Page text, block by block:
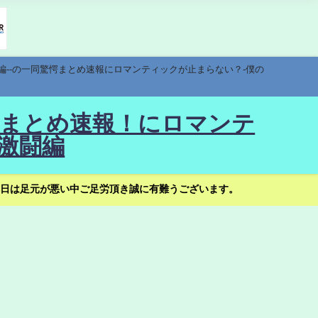
の一同驚愕まとめ速報にロマンティックが止まらない？-僕の
とめ速報！にロマンテ
闘編
足元が悪い中ご足労頂き誠に有難うございます。